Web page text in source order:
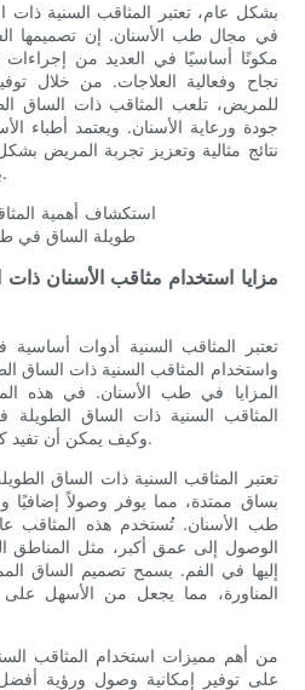
بشكل عام، تعتبر المثاقب السنية ذات
في مجال طب الأسنان. إن تصميمها
مكونًا أساسيًا في العديد من
نجاح وفعالية العلاجات. من خلال
للمريض، تلعب المثاقب ذات الساق
جودة ورعاية الأسنان. ويعتمد أطباء
نتائج مثالية وتعزيز تجربة المريض
بثمن في ممارسة طب الأسنان.
مزايا استخدام مثاقب الأسنان
تعتبر المثاقب السنية أدوات أساسية
واستخدام المثاقب السنية ذات الساق
المزايا في طب الأسنان. في هذه
المثاقب السنية ذات الساق الطويلة
وكيف يمكن أن تفيد كل من أطباء الأسنان والمرضى.
تعتبر المثاقب السنية ذات الساق
بساق ممتدة، مما يوفر وصولاً إضافيًا
طب الأسنان. تُستخدم هذه المثاقب
الوصول إلى عمق أكبر، مثل المناطق
إليها في الفم. يسمح تصميم الساق
المناورة، مما يجعل من الأسهل على
من أهم مميزات استخدام المثاقب
على توفير إمكانية وصول ورؤية